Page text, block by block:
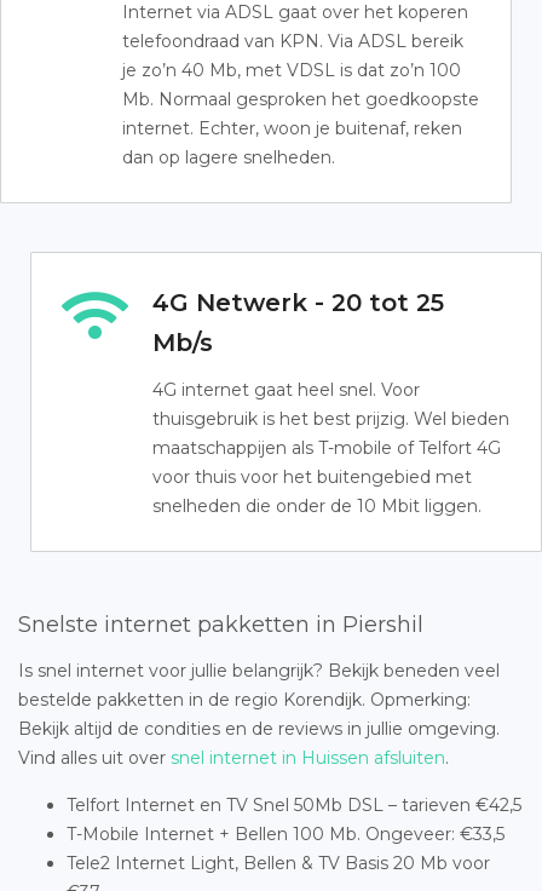
Internet via ADSL gaat over het koperen
telefoondraad van KPN. Via ADSL bereik
je zo’n 40 Mb, met VDSL is dat zo’n 100
Mb. Normaal gesproken het goedkoopste
internet. Echter, woon je buitenaf, reken
dan op lagere snelheden.
4G Netwerk - 20 tot 25
Mb/s
4G internet gaat heel snel. Voor
thuisgebruik is het best prijzig. Wel bieden
maatschappijen als T-mobile of Telfort 4G
voor thuis voor het buitengebied met
snelheden die onder de 10 Mbit liggen.
Snelste internet pakketten in Piershil
Is snel internet voor jullie belangrijk? Bekijk beneden veel
bestelde pakketten in de regio Korendijk. Opmerking:
Bekijk altijd de condities en de reviews in jullie omgeving.
Vind alles uit over snel internet in Huissen afsluiten.
Telfort Internet en TV Snel 50Mb DSL – tarieven €42,5
T-Mobile Internet + Bellen 100 Mb. Ongeveer: €33,5
Tele2 Internet Light, Bellen & TV Basis 20 Mb voor